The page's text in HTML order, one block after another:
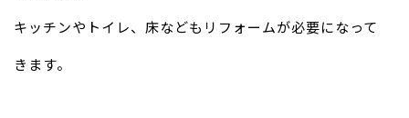
キッチンやトイレ、床などもリフォームが必要になって
きます。